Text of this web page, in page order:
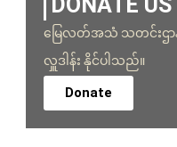
မြေလတ်အသံ သတင်းဌာ
လှူဒါန်း နိုင်ပါသည်။
Donate